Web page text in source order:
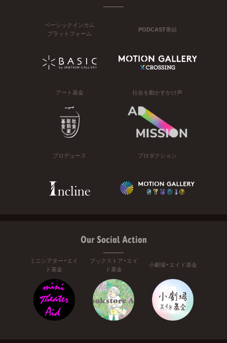
ベーシックインカム
プラットフォーム
PODCAST番組
アート基金 社会を動かすかけ声
プロデュース プロダクション
Our Social Action
ミニシアター・エイ
ド基金
ブックストア・エイ
ド基金
小劇場・エイド基金